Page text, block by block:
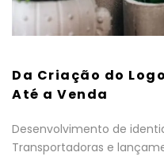
Da Criação do Logo
Até a Venda
Desenvolvimento de
Transportadoras e